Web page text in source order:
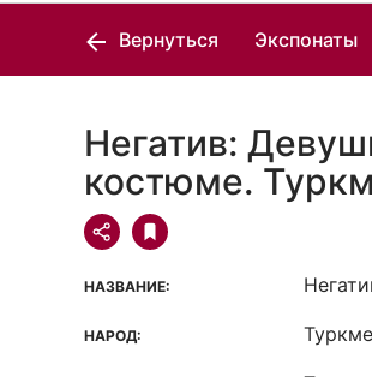
Вернуться Экспонаты
Негатив:
костюме.
НАЗВАНИЕ:
НАРОД: